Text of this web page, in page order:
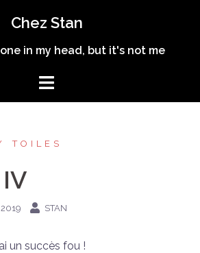
Chez Stan
in my head, but it's not me
TOILES
STAN
un succès fou !